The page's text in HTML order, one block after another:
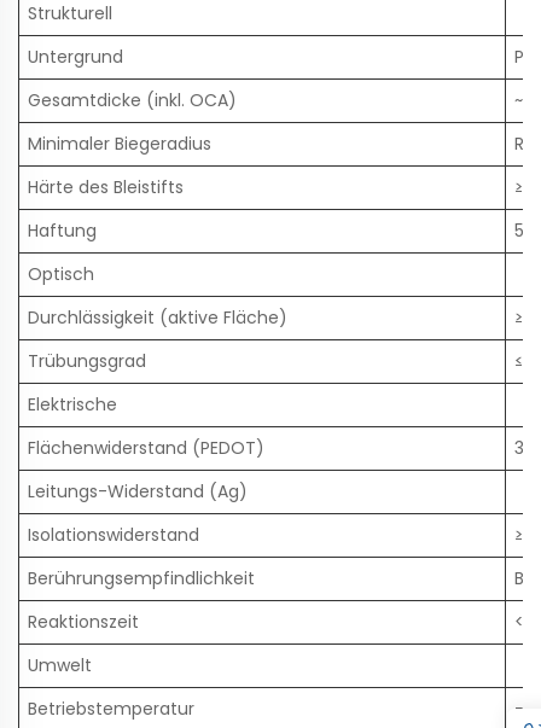
Strukturell
Untergrund
Gesamtdicke (inkl. OCA)
Minimaler Biegeradius
Härte des Bleistifts
Haftung
5B
Optisch
Durchlässigkeit (aktive Fläche)
Trübungsgrad
Elektrische
Flächenwiderstand (PEDOT)
Leitungs-Widerstand (Ag)
Isolationswiderstand
Berührungsempfindlichkeit
Reaktionszeit
Umwelt
Betriebstemperatur